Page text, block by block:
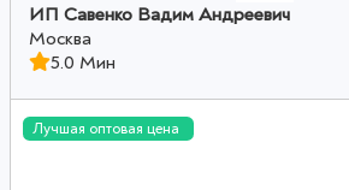
ИП Савенко Вадим Андреевич
Москва
5.0 Мин
Лучшая оптовая цена